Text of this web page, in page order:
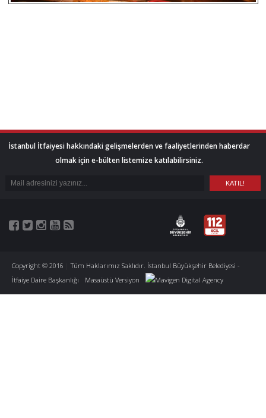
İstanbul İtfaiyesi hakkındaki gelişmelerden ve faaliyetlerinden haberdar
olmak için e-bülten listemize katılabilirsiniz.
Copyright © 2016
Tüm Haklarımız Saklıdır. İstanbul Büyükşehir Belediyesi -
İtfaiye Daire Başkanlığı
Masaüstü Versiyon